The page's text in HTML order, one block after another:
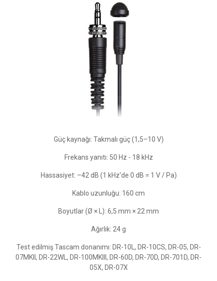
Güç kaynağı: Takmalı güç (1,5–10 V)
Frekans yanıtı: 50 Hz - 18 kHz
Hassasiyet: –42 dB (1 kHz'de 0 dB = 1 V / Pa)
Kablo uzunluğu: 160 cm
Boyutlar (Ø × L): 6,5 mm × 22 mm
Ağırlık: 24 g
Test edilmiş Tascam donanımı: DR-10L, DR-10CS, DR-05, DR-
07MKII, DR-22WL, DR-100MKIII, DR-60D, DR-70D, DR-701D, DR-
05X, DR-07X